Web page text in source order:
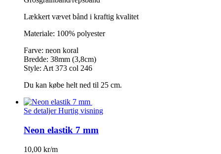
Lækkert vævet bånd i kraftig kvalitet
Materiale: 100% polyester
Farve: neon koral
Bredde: 38mm (3,8cm)
Style: Art 373 col 246
Du kan købe helt ned til 25 cm.
Se detaljerHurtig visning
Neon elastik 7 mm
10,00 kr/m